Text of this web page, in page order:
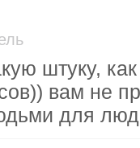
штуку,
вам не
для